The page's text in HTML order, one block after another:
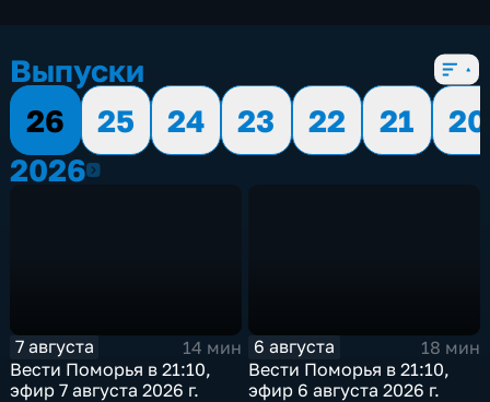
Выпуски
26
25 24 23 22 21
20
20262026
7 августа
14 мин
Вести Поморья в 21:10,
эфир 7 августа 2026 г.
6 августа
18 мин
Вести Поморья в 21:10,
эфир 6 августа 2026 г.